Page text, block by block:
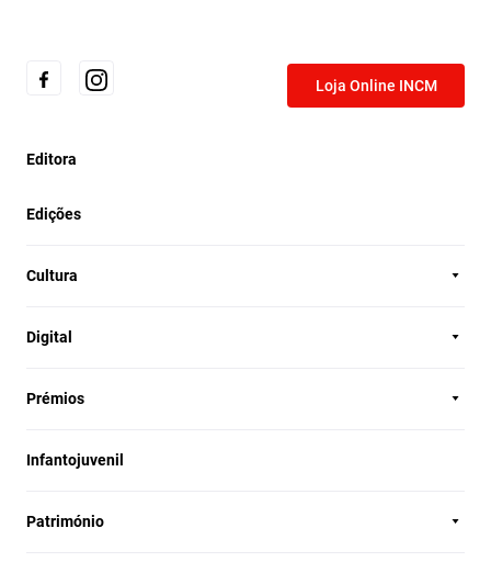
Loja Online INCM
Editora
Edições
Cultura
Digital
Prémios
Infantojuvenil
Património